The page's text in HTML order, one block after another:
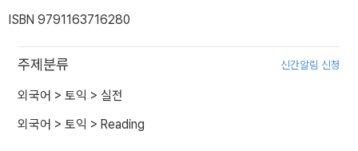
ISBN 9791163716280
주제분류 신간알림 신청
외국어 > 토익 > 실전
외국어 > 토익 > Reading